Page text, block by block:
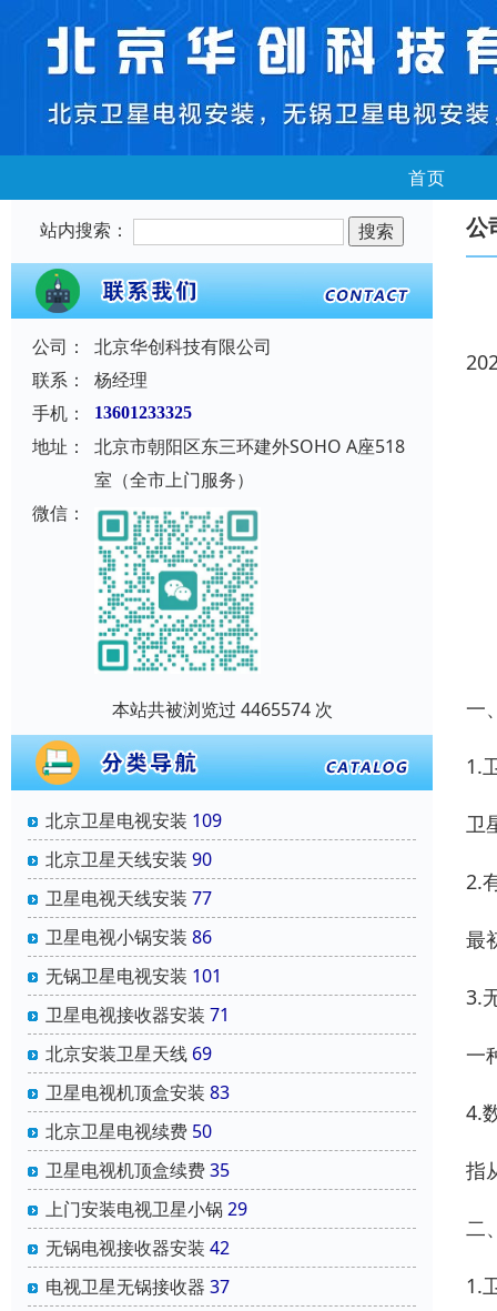
首页
站内搜索：
公司：
北京华创科技有限公司
联系：
杨经理
手机：
13601233325
地址：
北京市朝阳区东三环建外SOHO A座518
室（全市上门服务）
微信：
本站共被浏览过 4465574 次
北京卫星电视安装 109
北京卫星天线安装 90
卫星电视天线安装 77
卫星电视小锅安装 86
无锅卫星电视安装 101
卫星电视接收器安装 71
北京安装卫星天线 69
卫星电视机顶盒安装 83
北京卫星电视续费 50
卫星电视机顶盒续费35
上门安装电视卫星小锅 29
无锅电视接收器安装 42
电视卫星无锅接收器 37
公
一
1.
卫
2.
最
3.
一
4.
指
二
1.